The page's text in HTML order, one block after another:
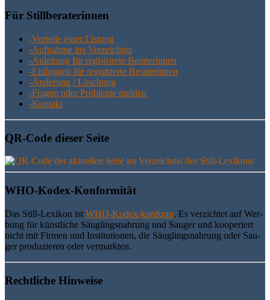
Für Still­be­ra­te­rin­nen
-Vor­tei­le einer Listung
-Auf­nah­me ins Verzeichnis
-Anlei­tung für regis­trier­te Beraterinnen
-Ein­log­gen für regis­trier­te Beraterinnen
-Ände­rung / Löschung
-Fra­gen oder Pro­ble­me melden
-Kon­takt
QR-Code die­ser Seite
WHO-Kodex-Kon­for­mi­tät
Das Still-Lexi­kon ist WHO-Kodex-kon­form. Es ver­zich­tet auf Wer­
bung für künst­li­che Säug­lings­nah­rung und Sau­ger und koope­riert
nicht mit Fir­men und Insti­tu­tio­nen, die Säug­lings­nah­rung oder Sau­
ger pro­du­zie­ren oder vermarkten.
Recht­li­che Hinweise